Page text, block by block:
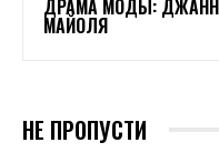
ДРАМА МОДЫ:
МАЙОЛЯ
НЕ ПРОПУСТИ